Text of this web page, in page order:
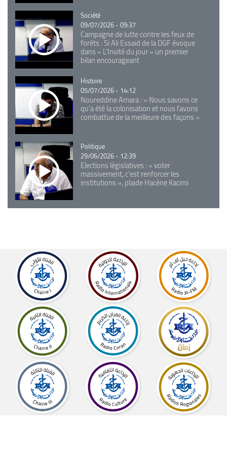
Catégorie
Société
09/07/2026 - 09:37
Campagne de lutte contre les feux de
forêts : Si Ali Essaid de la DGF évoque
dans « L'Invité du jour » un premier
bilan encourageant
Catégorie
Histoire
05/07/2026 - 14:12
Noureddine Amara : « Nous savons ce
qu’a été la colonisation et nous l’avons
combattue de la meilleure des façons »
Catégorie
Politique
29/06/2026 - 12:39
Elections législatives : « voter
massivement, c'est renforcer les
institutions », plaide Hacène Kacimi